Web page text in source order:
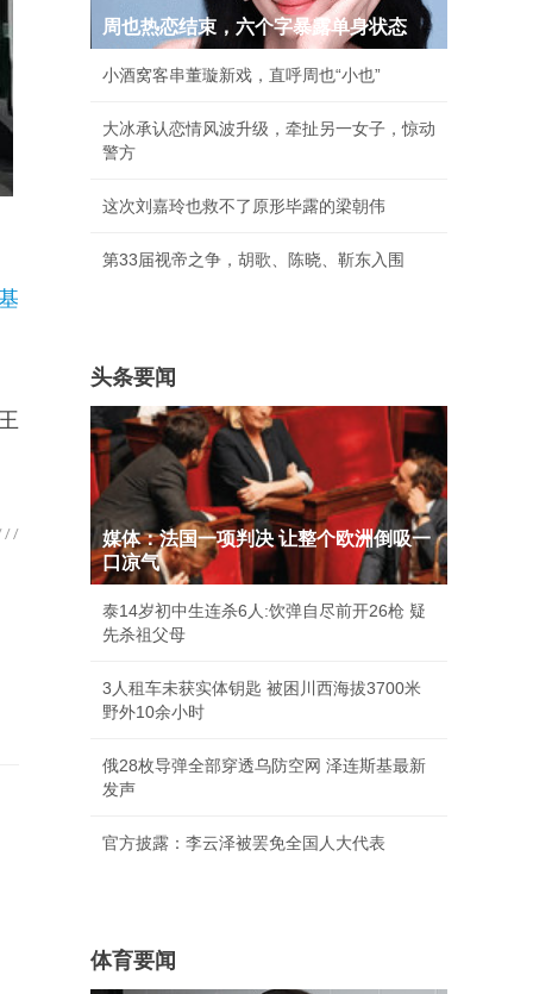
周也热恋结束，六个字暴露单身状态
小酒窝客串董璇新戏，直呼周也“小也”
大冰承认恋情风波升级，牵扯另一女子，惊动
警方
这次刘嘉玲也救不了原形毕露的梁朝伟
第33届视帝之争，胡歌、陈晓、靳东入围
头条要闻
媒体：法国一项判决 让整个欧洲倒吸一
口凉气
泰14岁初中生连杀6人:饮弹自尽前开26枪 疑
先杀祖父母
3人租车未获实体钥匙 被困川西海拔3700米
野外10余小时
俄28枚导弹全部穿透乌防空网 泽连斯基最新
发声
官方披露：李云泽被罢免全国人大代表
体育要闻